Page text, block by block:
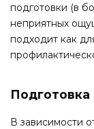
подготовки (в
неприятных
подходит как
В зависимости